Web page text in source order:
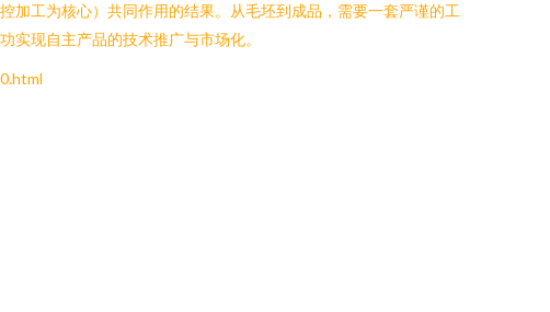
工为核心）共同作用的结果。从毛坯到成品，需要一套严谨的工
现自主产品的技术推广与市场化。